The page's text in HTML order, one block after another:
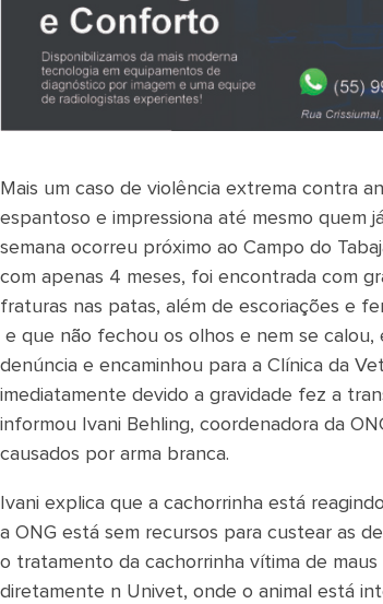
Mais um caso de violência extrema contra
espantoso e impressiona até mesmo quem
semana ocorreu próximo ao Campo do
com apenas 4 meses, foi encontrada com
fraturas nas patas, além de escoriações e
e que não fechou os olhos e nem se
denúncia e encaminhou para a Clínica da
imediatamente devido a gravidade fez a
informou Ivani Behling, coordenadora da
causados por arma branca.
Ivani explica que a cachorrinha está
a ONG está sem recursos para custear as
o tratamento da cachorrinha vítima de
diretamente n Univet, onde o animal está